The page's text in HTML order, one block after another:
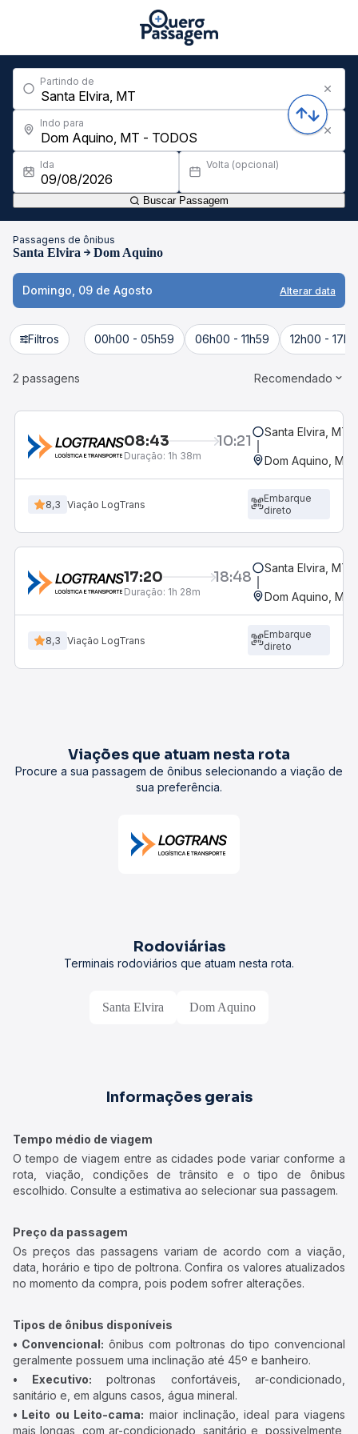
Partindo de
Indo para
Ida Volta (opcional)
Buscar Passagem
Passagens de ônibus
Santa Elvira Dom Aquino
Domingo, 09 de Agosto Alterar data
Filtros 00h00 - 05h59 06h00 - 11h59 12h00 -
2 passagens Recomendado
08:43 10:21
Duração: 1h 38m
Santa Elvira, MT
Dom Aquino, MT
8,3 Viação LogTrans
Embarque
direto
17:20 18:48
Duração: 1h 28m
Santa Elvira, MT
Dom Aquino, MT
8,3 Viação LogTrans
Embarque
direto
Viações que atuam nesta rota
Procure a sua passagem de ônibus selecionando a viação de
sua preferência.
Rodoviárias
Terminais rodoviários que atuam nesta rota.
Santa Elvira Dom Aquino
Informações gerais
Tempo médio de viagem
O tempo de viagem entre as cidades pode variar conforme a
rota, viação, condições de trânsito e o tipo de ônibus
escolhido. Consulte a estimativa ao selecionar sua passagem.
Preço da passagem
Os preços das passagens variam de acordo com a viação,
data, horário e tipo de poltrona. Confira os valores atualizados
no momento da compra, pois podem sofrer alterações.
Tipos de ônibus disponíveis
• Convencional: ônibus com poltronas do tipo convencional
geralmente possuem uma inclinação até 45º e banheiro.
• Executivo: poltronas confortáveis, ar-condicionado,
sanitário e, em alguns casos, água mineral.
• Leito ou Leito-cama: maior inclinação, ideal para viagens
mais longas, com ar-condicionado, sanitário e, possivelmente,